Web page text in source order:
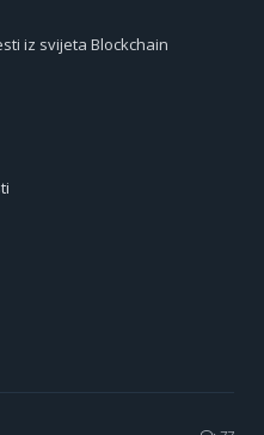
iz svijeta Blockchain